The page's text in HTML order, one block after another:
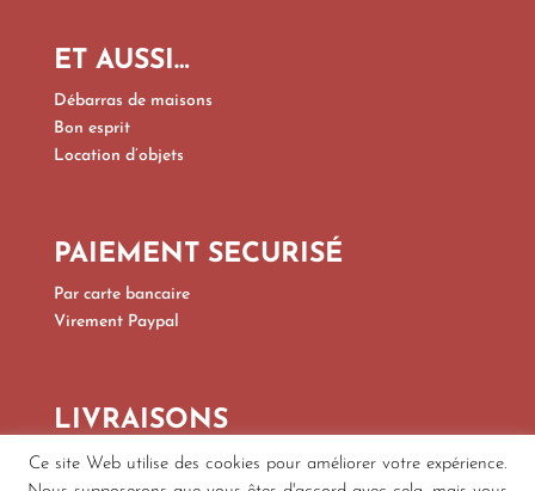
ET AUSSI…
Débarras de maisons
Bon esprit
Location d’objets
PAIEMENT SECURISÉ
Par carte bancaire
Virement Paypal
LIVRAISONS
Par Colissimo, Mondial Relay
Ce site Web utilise des cookies pour améliorer votre expérience.